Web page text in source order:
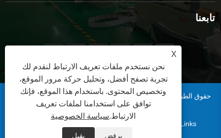
تابعنا
حقوق الطبع والنشر © 2025 شركة تشينغداو شينسن للتغليف المحدودة.
جميع الحقوق محفوظة.
Links
X
نحن نستخدم ملفات تعريف الارتباط لنقدم لك
تجربة تصفح أفضل، وتحليل حركة مرور الموقع،
وتخصيص المحتوى. باستخدام هذا الموقع، فإنك
توافق على استخدامنا لملفات تعريف
الارتباط.سياسة الخصوصية
يرفض يقبل